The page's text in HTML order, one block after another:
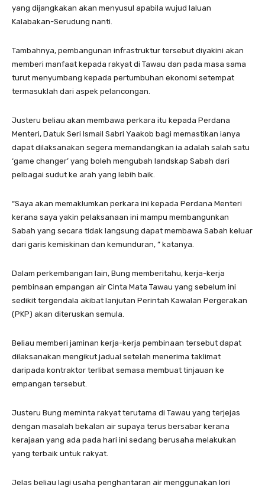
yang dijangkakan akan menyusul apabila wujud laluan
Kalabakan-Serudung nanti.
Tambahnya, pembangunan infrastruktur tersebut diyakini akan
memberi manfaat kepada rakyat di Tawau dan pada masa sama
turut menyumbang kepada pertumbuhan ekonomi setempat
termasuklah dari aspek pelancongan.
Justeru beliau akan membawa perkara itu kepada Perdana
Menteri, Datuk Seri Ismail Sabri Yaakob bagi memastikan ianya
dapat dilaksanakan segera memandangkan ia adalah salah satu
‘game changer’ yang boleh mengubah landskap Sabah dari
pelbagai sudut ke arah yang lebih baik.
“Saya akan memaklumkan perkara ini kepada Perdana Menteri
kerana saya yakin pelaksanaan ini mampu membangunkan
Sabah yang secara tidak langsung dapat membawa Sabah keluar
dari garis kemiskinan dan kemunduran, ” katanya.
Dalam perkembangan lain, Bung memberitahu, kerja-kerja
pembinaan empangan air Cinta Mata Tawau yang sebelum ini
sedikit tergendala akibat lanjutan Perintah Kawalan Pergerakan
(PKP) akan diteruskan semula.
Beliau memberi jaminan kerja-kerja pembinaan tersebut dapat
dilaksanakan mengikut jadual setelah menerima taklimat
daripada kontraktor terlibat semasa membuat tinjauan ke
empangan tersebut.
Justeru Bung meminta rakyat terutama di Tawau yang terjejas
dengan masalah bekalan air supaya terus bersabar kerana
kerajaan yang ada pada hari ini sedang berusaha melakukan
yang terbaik untuk rakyat.
Jelas beliau lagi usaha penghantaran air menggunakan lori